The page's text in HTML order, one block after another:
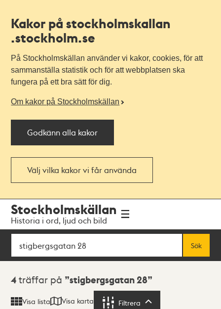
Kakor på stockholmskallan
.stockholm.se
På Stockholmskällan använder vi kakor, cookies, för att
sammanställa statistik och för att webbplatsen ska
fungera på ett bra sätt för dig.
Om kakor på Stockholmskällan
Godkänn alla kakor
Välj vilka kakor vi får använda
navigationen
huvudinnehållet
Stockholmskällan
Historia i ord, ljud och bild
Sök
Sök
Sökresultat
4 träffar på stigbergsgatan 28
Visa lista Visa karta Filtrera